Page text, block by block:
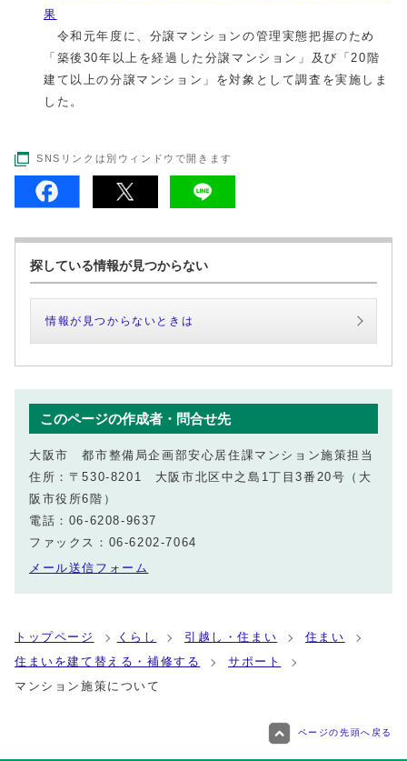
果
令和元年度に、分譲マンションの管理実態把握のため
「築後30年以上を経過した分譲マンション」及び「20階
建て以上の分譲マンション」を対象として調査を実施しま
した。
SNSリンクは別ウィンドウで開きます
探している情報が見つからない
情報が見つからないときは
このページの作成者・問合せ先
大阪市 都市整備局企画部安心居住課マンション施策担当
住所：〒530-8201 大阪市北区中之島1丁目3番20号（大
阪市役所6階）
電話：06-6208-9637
ファックス：06-6202-7064
メール送信フォーム
トップページ くらし 引越し・住まい
住まい
住まいを建て替える・補修する
サポート
マンション施策について
ページの先頭へ戻る